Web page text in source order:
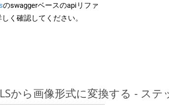
のswaggerベースのapiリファ
く確認してください。
から画像形式に変換する - ス